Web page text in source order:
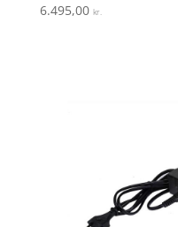
Vurderet
4.9
6.495,00 kr.